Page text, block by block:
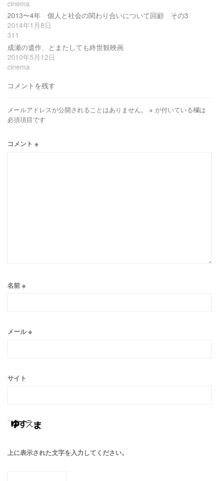
cinema
2013〜4年 個人と社会の関わり合いについて回顧 その3
2014年1月8日
311
成瀬の遺作、とまたしても終世観映画
2010年5月12日
cinema
コメントを残す
メールアドレスが公開されることはありません。 ※ が付いている欄は
必須項目です
コメント ※
名前 ※
メール※
サイト
上に表示された文字を入力してください。